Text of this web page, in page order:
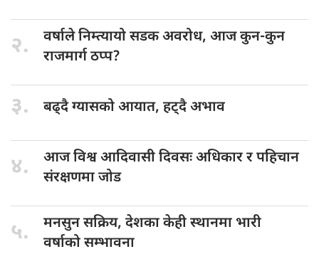
२. वर्षाले निम्त्यायोसडक अवरोध, आज कुन-कुन
राजमार्ग ठप्प?
३. बढ्दै ग्यासकोआयात, हट्दै अभाव
४. आज विश्वआदिवासी दिवसः अधिकार र पहिचान
संरक्षणमा जोड
५. मनसुन सक्रिय, देशका केही स्थानमा भारी
वर्षाको सम्भावना